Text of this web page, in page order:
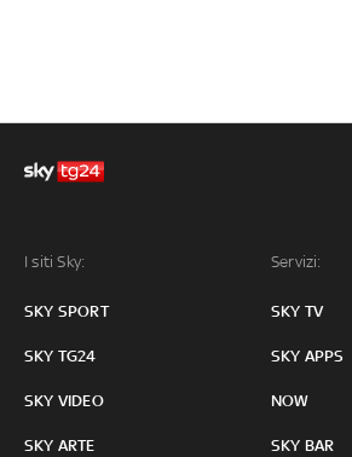
I siti Sky:
SKY SPORT
SKY TG24
SKY VIDEO
SKY ARTE
Servizi:
SKY TV
SKY APPS
NOW
SKY BAR